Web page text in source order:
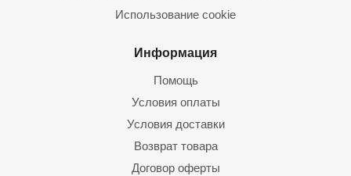
Использование cookie
Информация
Помощь
Условия оплаты
Условия доставки
Возврат товара
Договор оферты